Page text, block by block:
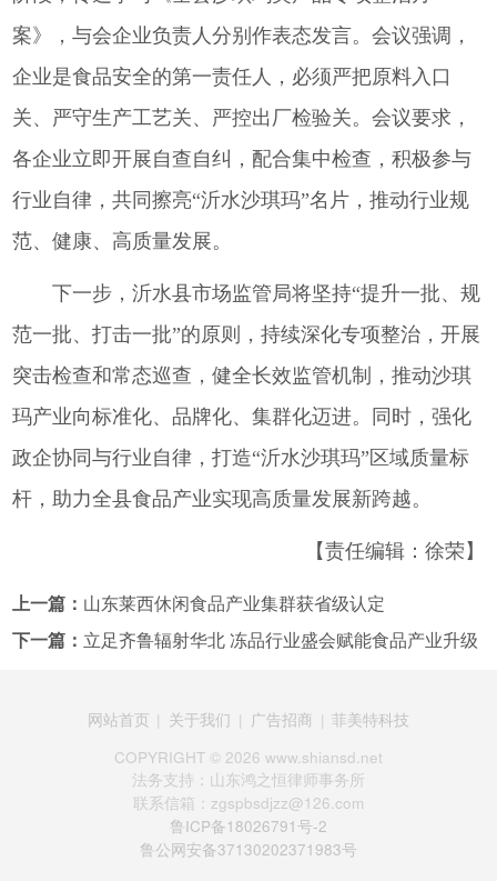
案》，与会企业负责人分别作表态发言。会议强调，
企业是食品安全的第一责任人，必须严把原料入口
关、严守生产工艺关、严控出厂检验关。会议要求，
各企业立即开展自查自纠，配合集中检查，积极参与
行业自律，共同擦亮“沂水沙琪玛”名片，推动行业规
范、健康、高质量发展。
下一步，沂水县市场监管局将坚持“提升一批、规
范一批、打击一批”的原则，持续深化专项整治，开展
突击检查和常态巡查，健全长效监管机制，推动沙琪
玛产业向标准化、品牌化、集群化迈进。同时，强化
政企协同与行业自律，打造“沂水沙琪玛”区域质量标
杆，助力全县食品产业实现高质量发展新跨越。
【责任编辑：徐荣】
上一篇： 山东莱西休闲食品产业集群获省级认定
下一篇： 立足齐鲁辐射华北 冻品行业盛会赋能食品产业升级
网站首页 | 关于我们 | 广告招商 | 菲美特科技
COPYRIGHT © 2026 www.shiansd.net
法务支持：山东鸿之恒律师事务所
联系信箱：zgspbsdjzz@126.com
鲁ICP备18026791号-2
鲁公网安备37130202371983号